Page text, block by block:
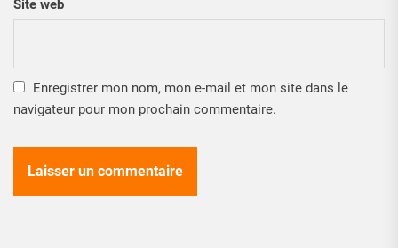
Site web
Enregistrer mon nom, mon e-mail et mon site dans le
navigateur pour mon prochain commentaire.